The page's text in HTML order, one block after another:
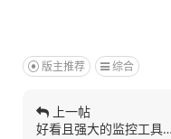
版主推荐 综合
上一帖
好看且强大的监控工具，支...